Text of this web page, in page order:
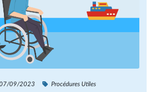
09/2023 Procédures Utiles